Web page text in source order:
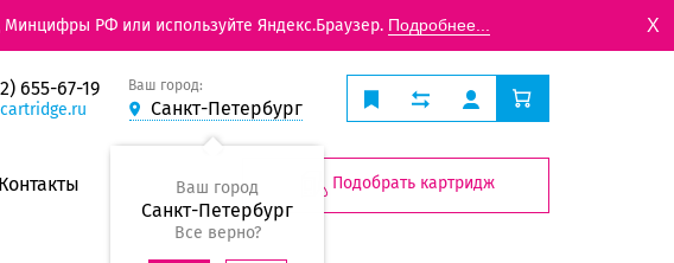
РФ или используйте Яндекс.Браузер. Подробнее... X
655-67-19 Ваш город:
Санкт-Петербург
Ваш город
Санкт-Петербург
Все верно?
Контакты Подобрать картридж